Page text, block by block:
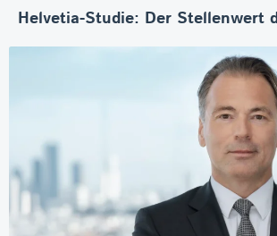
Helvetia-Studie: Der Stellenwert